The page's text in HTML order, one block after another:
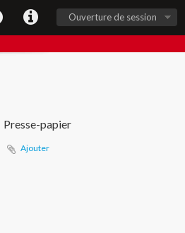
Ouverture de session
Presse-papier
Ajouter